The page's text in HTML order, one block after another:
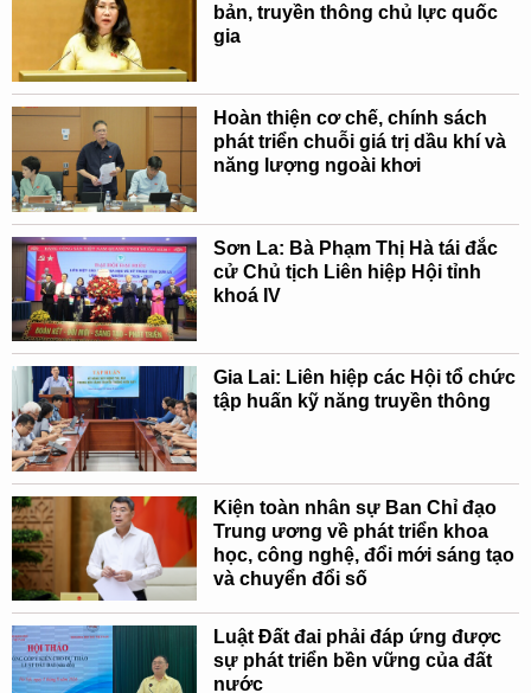
bản, truyền thông chủ lực quốc
gia
Hoàn thiện cơ chế, chính sách
phát triển chuỗi giá trị dầu khí và
năng lượng ngoài khơi
Sơn La: Bà Phạm Thị Hà tái đắc
cử Chủ tịch Liên hiệp Hội tỉnh
khoá IV
Gia Lai: Liên hiệp các Hội tổ chức
tập huấn kỹ năng truyền thông
Kiện toàn nhân sự Ban Chỉ đạo
Trung ương về phát triển khoa
học, công nghệ, đổi mới sáng tạo
và chuyển đổi số
Luật Đất đai phải đáp ứng được
sự phát triển bền vững của đất
nước